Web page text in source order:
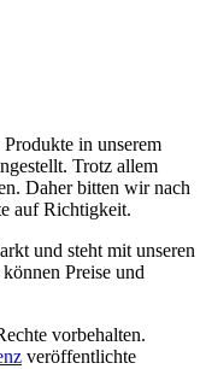
in unserem
Trotz allem
Daher bitten wir nach
auf Richtigkeit.
und steht mit unseren
Preise und
vorbehalten.
veröffentlichte